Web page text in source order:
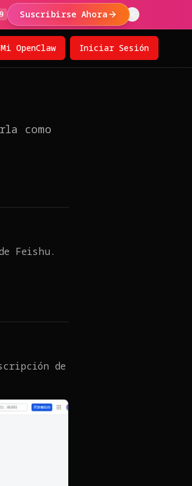
Suscribirse Ahora
Mi OpenClaw Iniciar Sesión
como
Feishu.
de